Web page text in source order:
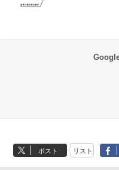
ポスト リスト